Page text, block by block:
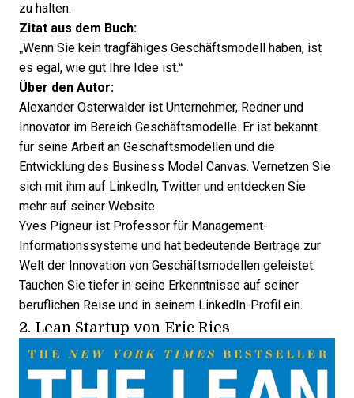
zu halten.
Zitat aus dem Buch:
„Wenn Sie kein tragfähiges Geschäftsmodell haben, ist
es egal, wie gut Ihre Idee ist.“
Über den Autor:
Alexander Osterwalder ist Unternehmer, Redner und
Innovator im Bereich Geschäftsmodelle. Er ist bekannt
für seine Arbeit an Geschäftsmodellen und die
Entwicklung des Business Model Canvas. Vernetzen Sie
sich mit ihm auf LinkedIn, Twitter und entdecken Sie
mehr auf seiner Website.
Yves Pigneur ist Professor für Management-
Informationssysteme und hat bedeutende Beiträge zur
Welt der Innovation von Geschäftsmodellen geleistet.
Tauchen Sie tiefer in seine Erkenntnisse auf seiner
beruflichen Reise und in seinem LinkedIn-Profil ein.
2. Lean Startup von Eric Ries